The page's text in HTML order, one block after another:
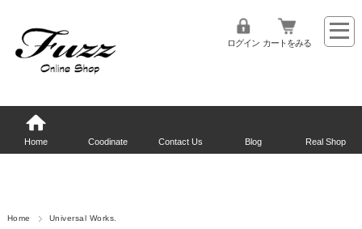
ログイン カートをみる
Home Coodinate Contact Us Blog Real Shop
Home Universal Works.